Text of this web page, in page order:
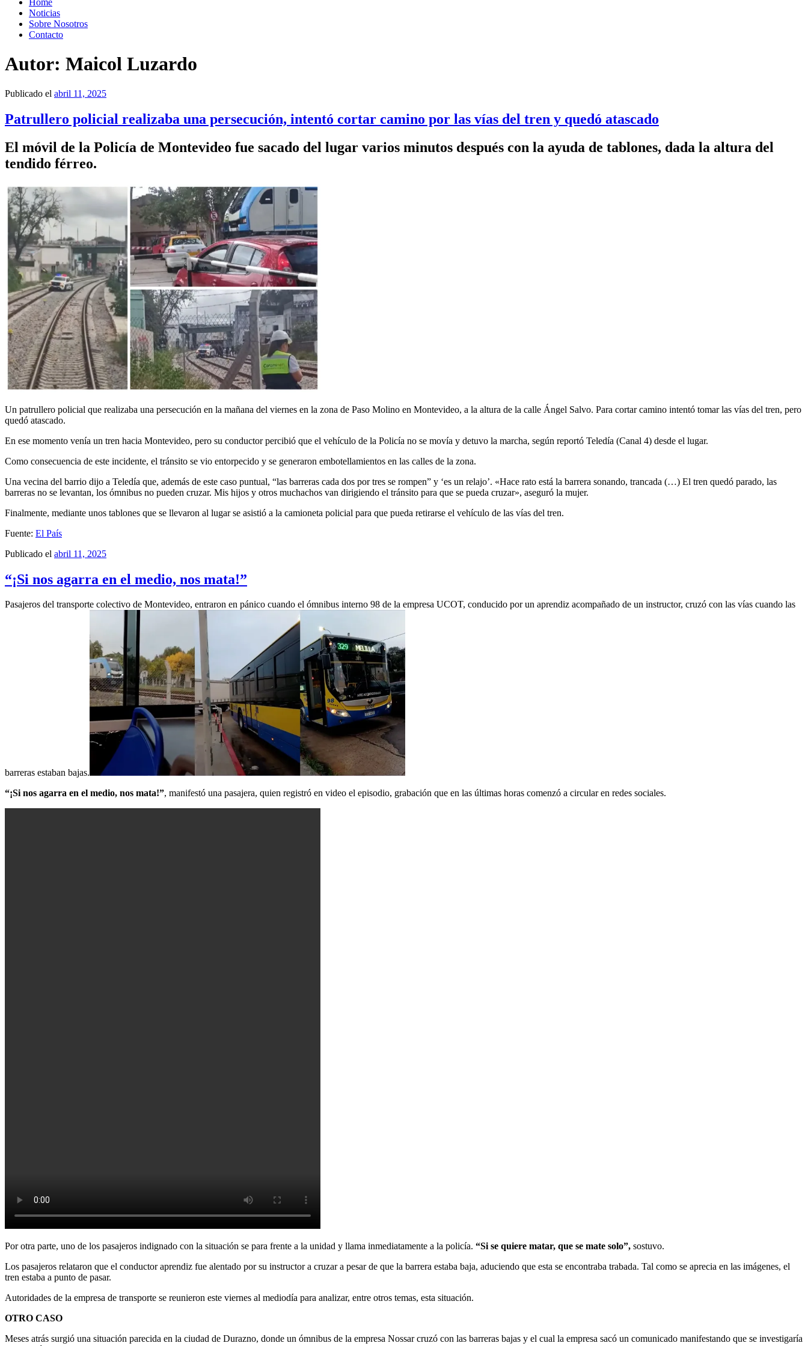
Home
Noticias
Sobre Nosotros
Contacto
Autor: Maicol Luzardo
Publicado el abril 11, 2025
Patrullero policial realizaba una persecución, intentó cortar camino por las vías del tren y quedó atascado
El móvil de la Policía de Montevideo fue sacado del lugar varios minutos después con la ayuda de tablones, dada la altura del
tendido férreo.
Un patrullero policial que realizaba una persecución en la mañana del viernes en la zona de Paso Molino en Montevideo, a la altura de la calle Ángel Salvo. Para cortar camino intentó tomar las vías del tren, pero
quedó atascado.
En ese momento venía un tren hacia Montevideo, pero su conductor percibió que el vehículo de la Policía no se movía y detuvo la marcha, según reportó Teledía (Canal 4) desde el lugar.
Como consecuencia de este incidente, el tránsito se vio entorpecido y se generaron embotellamientos en las calles de la zona.
Una vecina del barrio dijo a Teledía que, además de este caso puntual, “las barreras cada dos por tres se rompen” y ‘es un relajo’. «Hace rato está la barrera sonando, trancada (…) El tren quedó parado, las
barreras no se levantan, los ómnibus no pueden cruzar. Mis hijos y otros muchachos van dirigiendo el tránsito para que se pueda cruzar», aseguró la mujer.
Finalmente, mediante unos tablones que se llevaron al lugar se asistió a la camioneta policial para que pueda retirarse el vehículo de las vías del tren.
Fuente: El País
Publicado el abril 11, 2025
“¡Si nos agarra en el medio, nos mata!”
Pasajeros del transporte colectivo de Montevideo, entraron en pánico cuando el ómnibus interno 98 de la empresa UCOT, conducido por un aprendiz acompañado de un instructor, cruzó con las vías cuando las
barreras estaban bajas.
“¡Si nos agarra en el medio, nos mata!”, manifestó una pasajera, quien registró en video el episodio, grabación que en las últimas horas comenzó a circular en redes sociales.
Por otra parte, uno de los pasajeros indignado con la situación se para frente a la unidad y llama inmediatamente a la policía. “Si se quiere matar, que se mate solo”, sostuvo.
Los pasajeros relataron que el conductor aprendiz fue alentado por su instructor a cruzar a pesar de que la barrera estaba baja, aduciendo que esta se encontraba trabada. Tal como se aprecia en las imágenes, el
tren estaba a punto de pasar.
Autoridades de la empresa de transporte se reunieron este viernes al mediodía para analizar, entre otros temas, esta situación.
OTRO CASO
Meses atrás surgió una situación parecida en la ciudad de Durazno, donde un ómnibus de la empresa Nossar cruzó con las barreras bajas y el cual la empresa sacó un comunicado manifestando que se investigaría